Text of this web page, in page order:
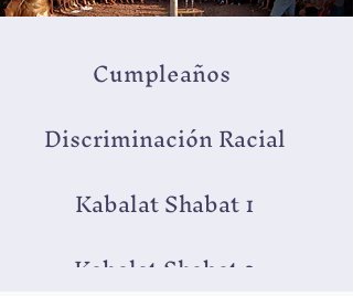
Cumpleaños
Discriminación Racial
Kabalat Shabat 1
Kabalat Shabat 2